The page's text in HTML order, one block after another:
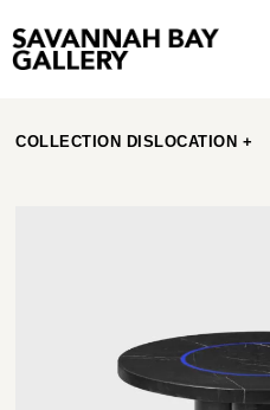
COLLECTION DISLOCATION +